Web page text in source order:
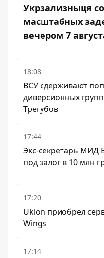
Укрзализныця
масштабных
вечером 7
18:08
ВСУ сдерживают
диверсионных
Трегубов
17:44
Экс-секретарь МИД
под залог в 10 млн
17:20
Uklon приобрел
Wings
17:14